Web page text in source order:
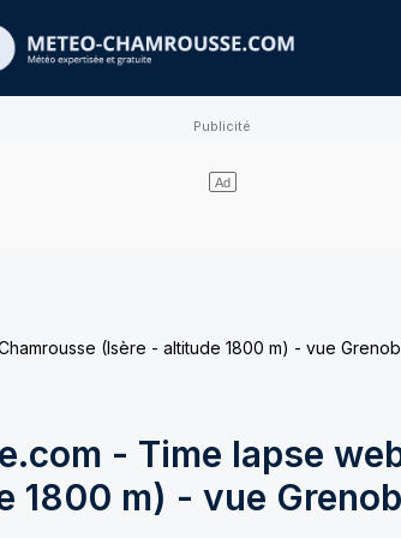
(Isère - altitude 1800 m) - vue
- Time lapse
1800 m) - vue